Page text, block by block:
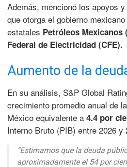
Además, mencionó los apoyos
que otorga el gobierno
estatales Petróleos Mexicanos
Federal de Electricidad (CFE).
Aumento de la
En su análisis, S&P Global
crecimiento promedio anual de
México equivalente a 4.4 por
Interno Bruto (PIB) entre 2026 y
“Estimamos que la deuda
aproximadamente el 54 por